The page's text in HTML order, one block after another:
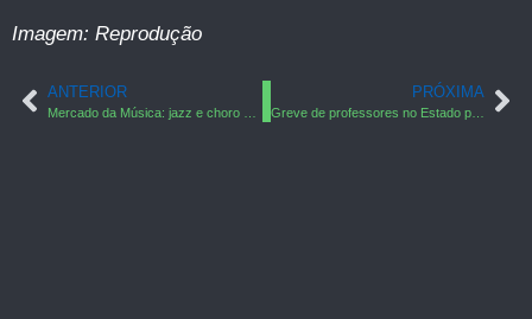
Imagem: Reprodução
ANTERIOR PRÓXIMA
Greve de professores no Estado pode ser geral, afirmam sindicatos